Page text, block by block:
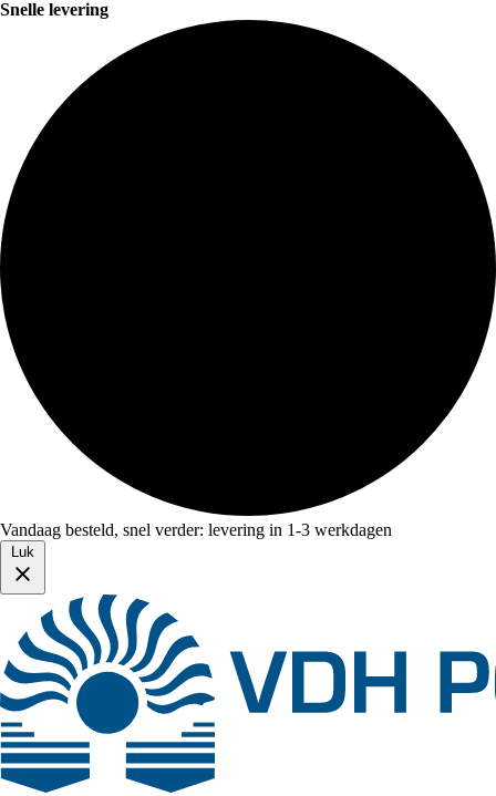
Snelle levering
Vandaag besteld, snel verder: levering in 1-3 werkdagen
Luk